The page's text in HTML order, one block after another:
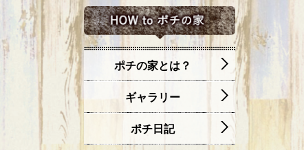
ポチの家とは？
ギャラリー
ポチ日記